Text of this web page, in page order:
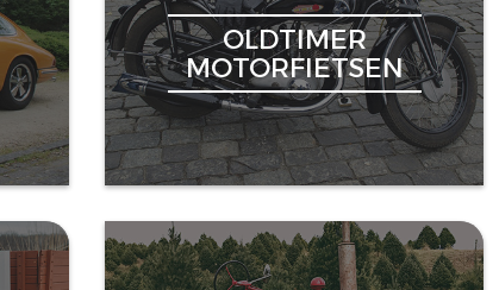
OLDTIMER
MOTORFIETSEN